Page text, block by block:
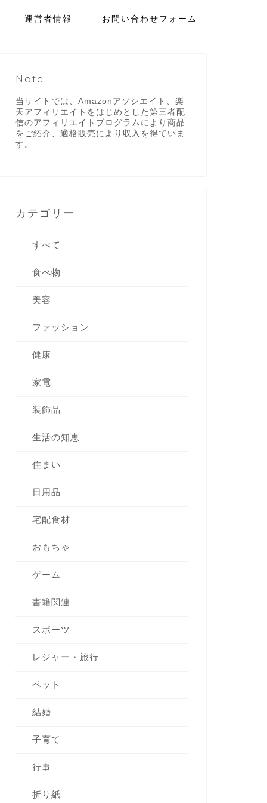
運営者情報 お問い合わせフォーム
Note
当サイトでは、Amazonアソシエイト、楽
天アフィリエイトをはじめとした第三者配
信のアフィリエイトプログラムにより商品
をご紹介、適格販売により収入を得ていま
す。
カテゴリー
すべて
食べ物
美容
ファッション
健康
家電
装飾品
生活の知恵
住まい
日用品
宅配食材
おもちゃ
ゲーム
書籍関連
スポーツ
レジャー・旅行
ペット
結婚
子育て
行事
折り紙